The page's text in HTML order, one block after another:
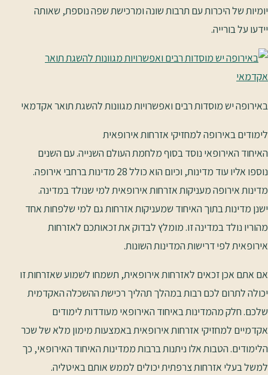
יומיות של היכרות עם תרבות שונה ומרכישת שפה נוספת, שאותה
יידעו על בורייה.
באירופה יש מוסדות רבים ואפשרויות מגוונות להשגת תואר אקדמאי
לימודים באירופה למחזיקי אזרחות אירופאית
האיחוד האירופאי נוסד בסוף מלחמת העולם השנייה. עם השנים
נוספו אליו עוד מדינות, וכיום הוא כולל 28 מדינות ברחבי אירופה.
מדינות אירופה מעניקות אזרחות אירופאית למי שנולד במדינה.
ישנן מדינות בתוך האיחוד שמעניקות אזרחות גם למי שלפחות אחד
מהוריו נולד במדינה זו. מומלץ לבדוק את זכאותכם לאזרחות
אירופאית לפי דרישות המדינות השונות.
אם אתם אכן זכאים לאזרחות אירופאית, תשמחו לשמוע שאזרחות זו
יכולה לתרום לכם רבות במהלך תהליך רכישת ההשכלה האקדמית
שלכם. חלק מהמדינות באיחוד האירופאי מעודדות לימודים
אקדמיים למחזיקי אזרחות אירופאית באמצעות מימון מלא של שכר
הלימודים. הטבות אלו ניתנות ברבות ממדינות האיחוד האירופאי, כך
למשל בעלי אזרחות צרפתית יכולים לממש אותם באיטליה.